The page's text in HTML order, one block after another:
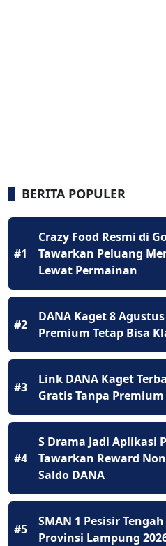
BERITA POPULER
#1
Crazy Food Resmi di
Tawarkan Peluang
Lewat Permainan
#2
DANA Kaget 8
Premium Tetap Bisa
#3
Link DANA Kaget
Gratis Tanpa Premium
#4
S Drama Jadi Aplikasi
Tawarkan Reward
Saldo DANA
#5
SMAN 1 Pesisir
Provinsi Lampung